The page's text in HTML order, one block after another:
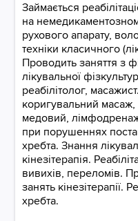
Займається
на
рухового апарату,
техніки класичного
Проводить заняття з
лікувальної
реабілітолог,
коригувальний
медовий,
при порушеннях
хребта. Знання
кінезітерапія.
вивихів, переломів.
занять кінезітерапії.
хребта.